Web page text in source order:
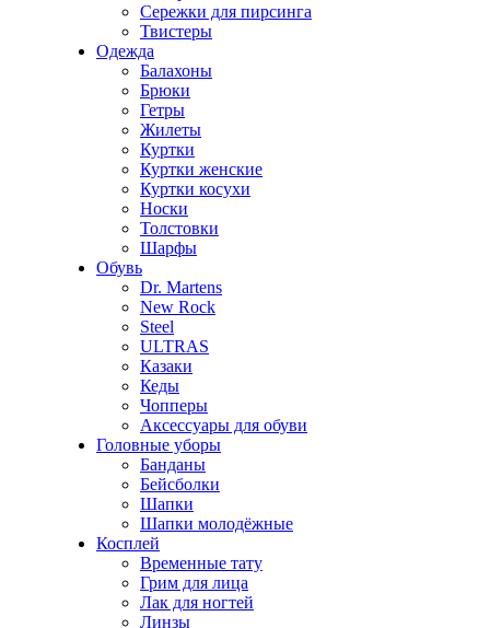
Сережки для пирсинга
Твистеры
Одежда
Балахоны
Брюки
Гетры
Жилеты
Куртки
Куртки женские
Куртки косухи
Носки
Толстовки
Шарфы
Обувь
Dr. Martens
New Rock
Steel
ULTRAS
Казаки
Кеды
Чопперы
Аксессуары для обуви
Головные уборы
Банданы
Бейсболки
Шапки
Шапки молодёжные
Косплей
Временные тату
Грим для лица
Лак для ногтей
Линзы